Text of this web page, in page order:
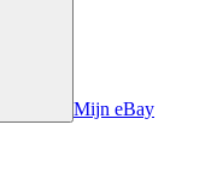
Mijn eBay